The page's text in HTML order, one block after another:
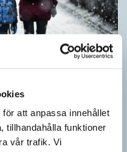
att anpassa innehållet
tillhandahålla funktioner
vår trafik. Vi
grundskola och